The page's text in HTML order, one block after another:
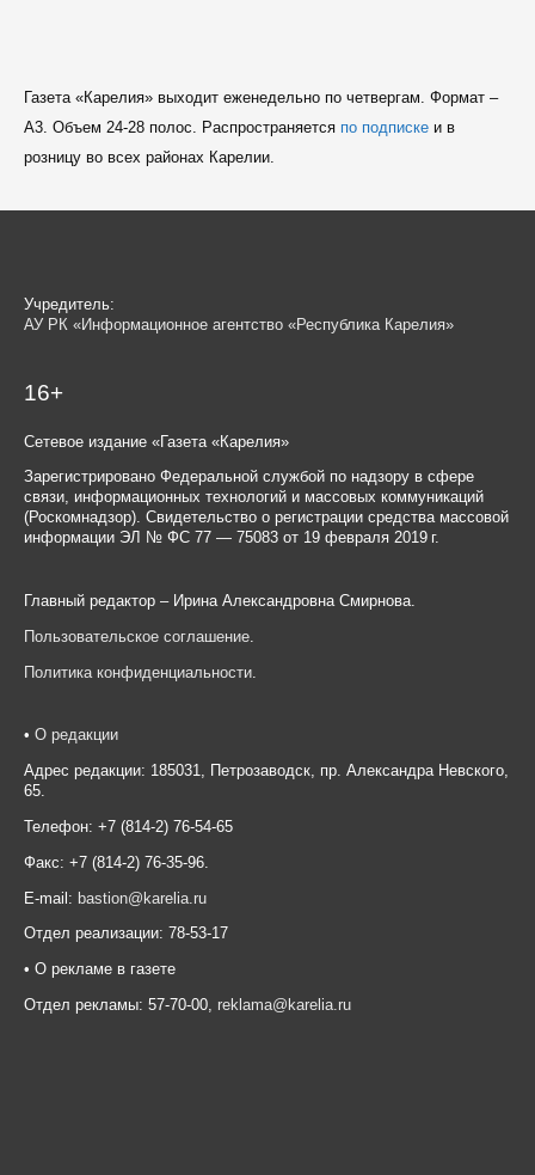
Газета «Карелия» выходит еженедельно по четвергам. Формат –
A3. Объем 24-28 полос. Распространяется по подпискеи в
розницу во всех районах Карелии.
Учредитель:
АУ РК «Информационное агентство «Республика Карелия»
16+
Сетевое издание «Газета «Карелия»
Зарегистрировано Федеральной службой по надзору в сфере
связи, информационных технологий и массовых коммуникаций
(Роскомнадзор). Свидетельство о регистрации средства массовой
информации ЭЛ № ФС 77 — 75083 от 19 февраля 2019 г.
Главный редактор – Ирина Александровна Смирнова.
Пользовательское соглашение
Политика конфиденциальности
• О редакции
Адрес редакции: 185031, Петрозаводск, пр. Александра Невского,
65.
Телефон: +7 (814-2) 76-54-65
Факс: +7 (814-2) 76-35-96.
E-mail: bastion@karelia.ru
Отдел реализации: 78-53-17
• О рекламе в газете
Отдел рекламы: 57-70-00, reklama@karelia.ru